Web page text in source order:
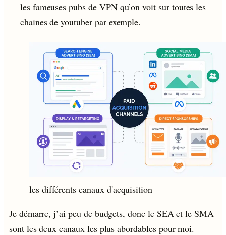
les fameuses pubs de VPN qu’on voit sur toutes les
chaines de youtuber par exemple.
les différents canaux d'acquisition
Je démarre, j’ai peu de budgets, donc le SEA et le SMA
sont les deux canaux les plus abordables pour moi.